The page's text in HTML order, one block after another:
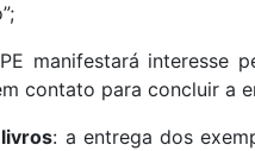
manifestará interesse
contato para concluir a
: a entrega dos